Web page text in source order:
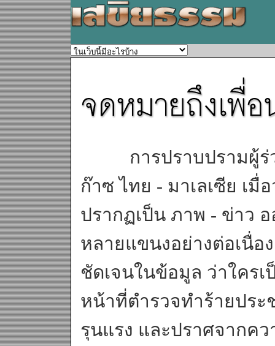
การปราบปรามผู้ร่ว
ก๊าซ ไทย - มาเลเซีย เ
ปรากฏเป็น ภาพ - ข่าว
หลายแขนงอย่างต่อเนื่
ชัดเจนในข้อมูล ว่าใครเ
หน้าที่ตำรวจทำร้ายปร
รุนแรง และปราศจากค